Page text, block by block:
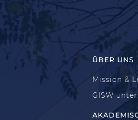
ÜBER UNS
Mission &
GISW